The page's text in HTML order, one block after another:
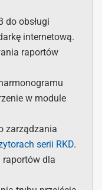
do obsługi
internetową.
raportów
w module
zarządzania
serii RKD.
dla